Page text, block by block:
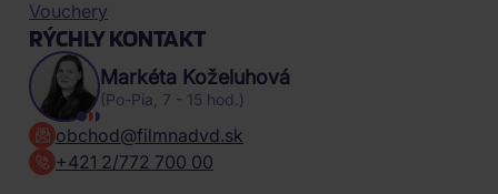
Vouchery
RÝCHLY KONTAKT
Markéta Koželuhová
(Po-Pia, 7 - 15 hod.)
obchod@filmnadvd.sk
+421 2/772 700 00